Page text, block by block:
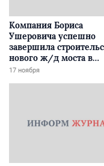
Компания Бориса
Ушеровича успешно
завершила
нового ж/д моста в
Забайкалье
17 ноября